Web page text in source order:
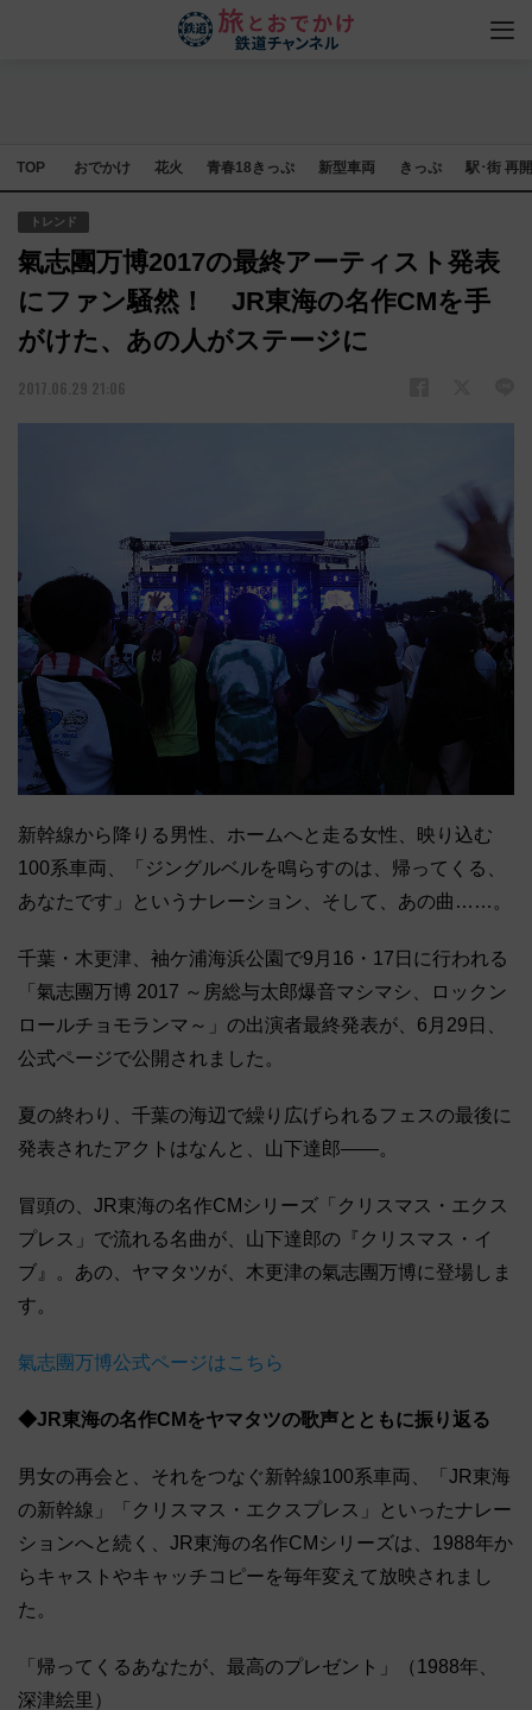
TOP おでかけ 花火 青春18きっぷ 新型車両 きっぷ 駅･街 再
トレンド
氣志團万博2017の最終アーティスト発表
にファン騒然！ JR東海の名作CMを手
がけた、あの人がステージに
2017.06.29 21:06
新幹線から降りる男性、ホームへと走る女性、映り込む
100系車両、「ジングルベルを鳴らすのは、帰ってくる、
あなたです」というナレーション、そして、あの曲……。
千葉・木更津、袖ケ浦海浜公園で9月16・17日に行われる
「氣志團万博 2017 ～房総与太郎爆音マシマシ、ロックン
ロールチョモランマ～」の出演者最終発表が、6月29日、
公式ページで公開されました。
夏の終わり、千葉の海辺で繰り広げられるフェスの最後に
発表されたアクトはなんと、山下達郎――。
冒頭の、JR東海の名作CMシリーズ「クリスマス・エクス
プレス」で流れる名曲が、山下達郎の『クリスマス・イ
ブ』。あの、ヤマタツが、木更津の氣志團万博に登場しま
す。
氣志團万博公式ページはこちら
◆JR東海の名作CMをヤマタツの歌声とともに振り返る
男女の再会と、それをつなぐ新幹線100系車両、「JR東海
の新幹線」「クリスマス・エクスプレス」といったナレー
ションへと続く、JR東海の名作CMシリーズは、1988年か
らキャストやキャッチコピーを毎年変えて放映されまし
た。
「帰ってくるあなたが、最高のプレゼント」（1988年、
深津絵里）